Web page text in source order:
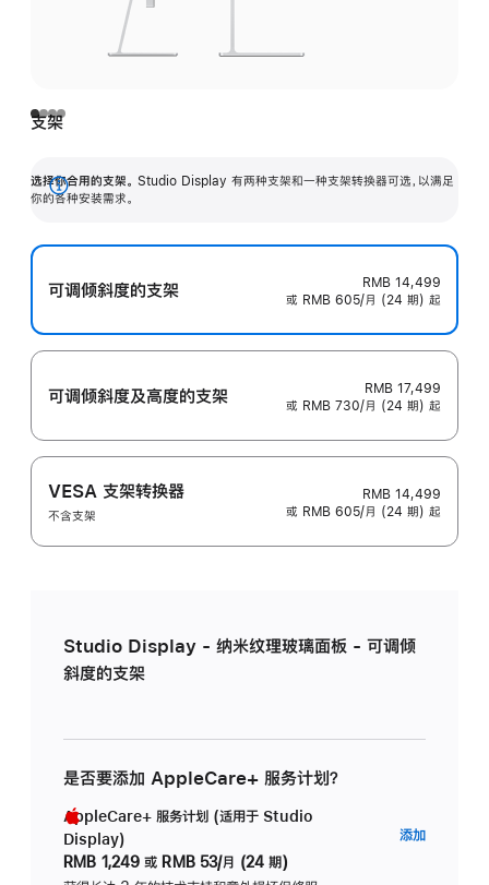
支架
选择你合用的支架。 Studio Display 有两种支架和一种支架转换器可选，以满足
你的各种安装需求。
展
可调倾斜度的支架
RMB 14,499
或 RMB 605/月 (24 期) 起
可调倾斜度及高‍度的支‍架
RMB 17,499
或 RMB 730/月 (24 期) 起
VESA 支架转换器
不含支架
RMB 14,499
或 RMB 605/月 (24 期) 起
Studio Display - 纳米纹理玻璃面板 - 可调倾
斜度的支架
是否要添加 AppleCare+ 服务计划？
AppleCare+ 服务计划 (适用于 Studio
Display)
RMB 1,249 或 RMB 53/月 (24 期)
添加